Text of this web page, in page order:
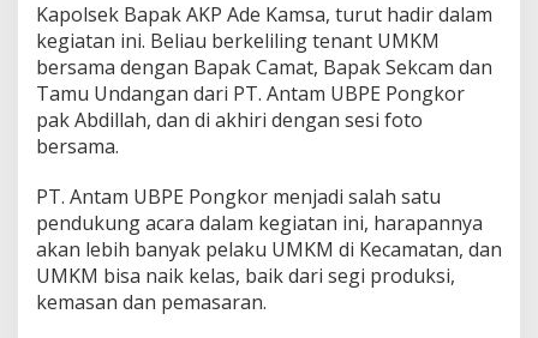
Kapolsek Bapak AKP Ade Kamsa, turut hadir dalam
kegiatan ini. Beliau berkeliling tenant UMKM
bersama dengan Bapak Camat, Bapak Sekcam dan
Tamu Undangan dari PT. Antam UBPE Pongkor
pak Abdillah, dan di akhiri dengan sesi foto
bersama.
PT. Antam UBPE Pongkor menjadi salah satu
pendukung acara dalam kegiatan ini, harapannya
akan lebih banyak pelaku UMKM di Kecamatan, dan
UMKM bisa naik kelas, baik dari segi produksi,
kemasan dan pemasaran.